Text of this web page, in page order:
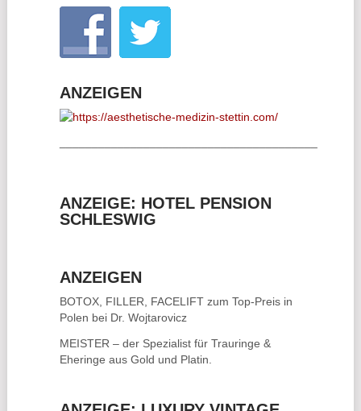
ANZEIGEN
ANZEIGE: HOTEL PENSION
SCHLESWIG
ANZEIGEN
BOTOX, FILLER, FACELIFTzum Top-Preis in
Polen bei Dr. Wojtarovicz
MEISTER – der Spezialist für Trauringe &
Eheringe aus Gold und Platin.